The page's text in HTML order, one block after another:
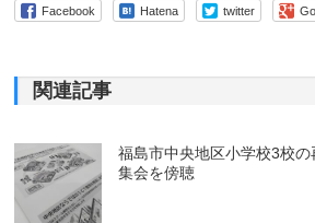
Facebook Hatena twitter
関連記事
福島市中央地区小学校3校
集会を傍聴